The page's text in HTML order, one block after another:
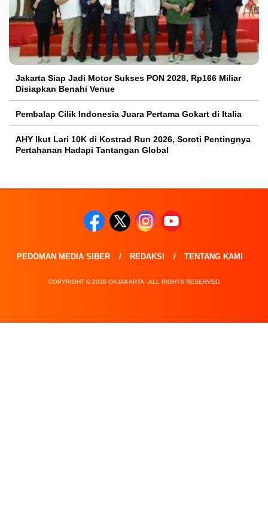
Jakarta Siap Jadi Motor Sukses PON 2028, Rp166 Miliar
Disiapkan Benahi Venue
Pembalap Cilik Indonesia Juara Pertama Gokart di Italia
AHY Ikut Lari 10K di Kostrad Run 2026, Soroti Pentingnya
Pertahanan Hadapi Tantangan Global
PEDOMAN MEDIA SIBER REDAKSI TENTANG KAMI
COPYRIGHT © 2026 OKJAKARTA - ALL RIGHTS RESERVED